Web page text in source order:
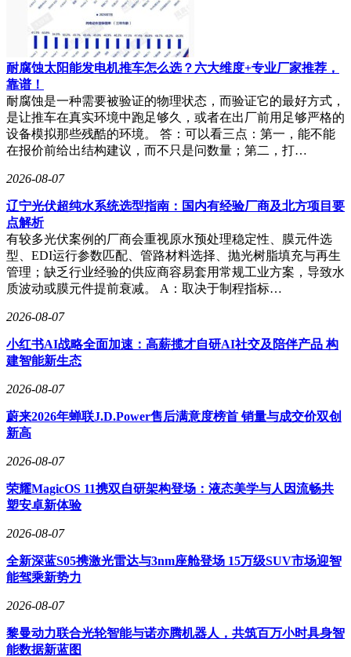
耐腐蚀太阳能发电机推车怎么选？六大维度+专业厂家推荐，
靠谱！
耐腐蚀是一种需要被验证的物理状态，而验证它的最好方式，
是让推车在真实环境中跑足够久，或者在出厂前用足够严格的
设备模拟那些残酷的环境。 答：可以看三点：第一，能不能
在报价前给出结构建议，而不只是问数量；第二，打…
2026-08-07
辽宁光伏超纯水系统选型指南：国内有经验厂商及北方项目要
点解析
有较多光伏案例的厂商会重视原水预处理稳定性、膜元件选
型、EDI运行参数匹配、管路材料选择、抛光树脂填充与再生
管理；缺乏行业经验的供应商容易套用常规工业方案，导致水
质波动或膜元件提前衰减。 A：取决于制程指标…
2026-08-07
小红书AI战略全面加速：高薪揽才自研AI社交及陪伴产品 构
建智能新生态
2026-08-07
蔚来2026年蝉联J.D.Power售后满意度榜首 销量与成交价双创
新高
2026-08-07
荣耀MagicOS 11携双自研架构登场：液态美学与人因流畅共
塑安卓新体验
2026-08-07
全新深蓝S05携激光雷达与3nm座舱登场 15万级SUV市场迎智
能驾乘新势力
2026-08-07
黎曼动力联合光轮智能与诺亦腾机器人，共筑百万小时具身智
能数据新蓝图